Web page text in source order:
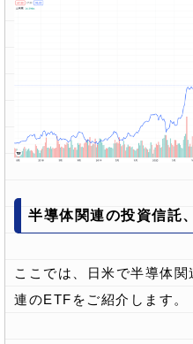
半導体関連の投資信託
ここでは、日米で半導体
連のETFをご紹介します。